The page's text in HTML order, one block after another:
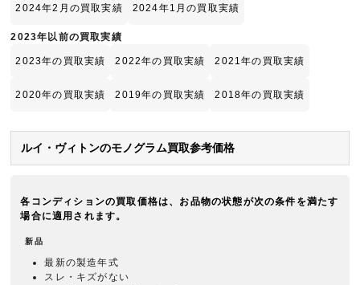
2024年2月の買取実績 2024年1月の買取実績
2023年以前の買取実績
2023年の買取実績 2022年の買取実績 2021年の買取実績
2020年の買取実績 2019年の買取実績 2018年の買取実績
ルイ・ヴィトンのモノグラム買取参考価格
各コンディションの買取価格は、お品物の状態が次の条件を満たす
場合に適用されます。
新品
最新の製造年式
スレ・キズがない